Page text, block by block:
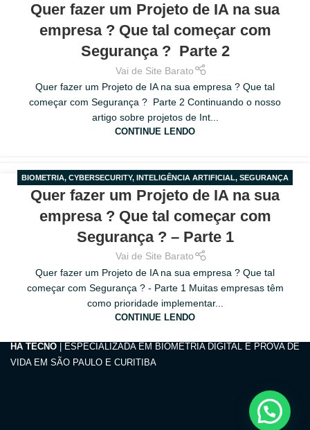
Quer fazer um Projeto de IA na sua
empresa ? Que tal começar com
Segurança ? Parte 2
Vai de Site Barato
Quer fazer um Projeto de IA na sua empresa ? Que tal
começar com Segurança ? Parte 2 Continuando o nosso
artigo sobre projetos de Int...
CONTINUE LENDO
17BIOMETRIA, CYBERSECURITY, INTELIGÊNCIA ARTIFICIAL, SEGURANÇA
DE INFORMAÇÕES
Quer fazer um Projeto de IA na sua
empresa ? Que tal começar com
Segurança ? – Parte 1
Vai de Site Barato
Quer fazer um Projeto de IA na sua empresa ? Que tal
começar com Segurança ? - Parte 1 Muitas empresas têm
como prioridade implementar...
CONTINUE LENDO
HA TECNO | ESPECIALIZADA EM BIOMETRIA DIGITAL E PROVA DE
VIDA EM SÃO PAULO E CURITIBA